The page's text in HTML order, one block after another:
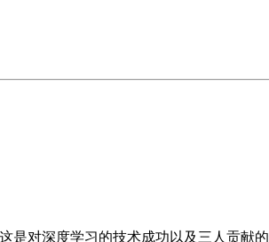
深度学习的技术成功以及三人贡献